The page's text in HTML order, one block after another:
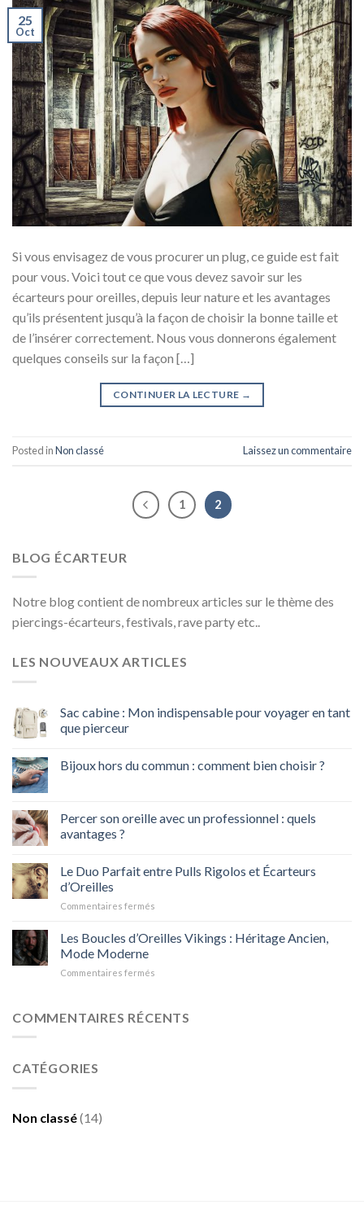
25
Oct
Si vous envisagez de vous procurer un plug, ce guide est fait
pour vous. Voici tout ce que vous devez savoir sur les
écarteurs pour oreilles, depuis leur nature et les avantages
qu’ils présentent jusqu’à la façon de choisir la bonne taille et
de l’insérer correctement. Nous vous donnerons également
quelques conseils sur la façon […]
CONTINUER LA LECTURE →
Posted inNon classé Laissez un commentaire
1 2
BLOG ÉCARTEUR
Notre blog contient de nombreux articles sur le thème des
piercings-écarteurs, festivals, rave party etc..
LES NOUVEAUX ARTICLES
Sac cabine : Mon indispensable pour voyager en tant
que pierceur
Bijoux hors du commun : comment bien choisir ?
Percer son oreille avec un professionnel : quels
avantages ?
Le Duo Parfait entre Pulls Rigolos et Écarteurs
d’Oreilles
Commentaires fermés
Duo
Parfait
Écarteurs
Les Boucles d’Oreilles Vikings : Héritage Ancien,
Mode Moderne
Commentaires fermés
d’Oreilles
COMMENTAIRES RÉCENTS
CATÉGORIES
Non classé(14)